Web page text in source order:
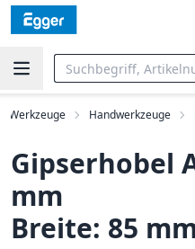
Werkzeuge Handwerkzeuge
Gipserhobel
mm
Breite: 85